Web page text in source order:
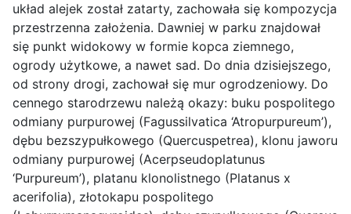
układ alejek został zatarty, zachowała się kompozycja
przestrzenna założenia. Dawniej w parku znajdował
się punkt widokowy w formie kopca ziemnego,
ogrody użytkowe, a nawet sad. Do dnia dzisiejszego,
od strony drogi, zachował się mur ogrodzeniowy. Do
cennego starodrzewu należą okazy: buku pospolitego
odmiany purpurowej (Fagussilvatica ‘Atropurpureum’),
dębu bezszypułkowego (Quercuspetrea), klonu jaworu
odmiany purpurowej (Acerpseudoplatunus
‘Purpureum’), platanu klonolistnego (Platanus x
acerifolia), złotokapu pospolitego